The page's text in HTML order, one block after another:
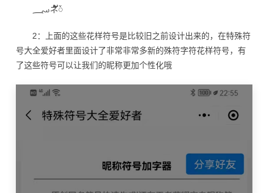
؄ネ້໌ᮨ
2：上面的这些花样符号是比较旧之前设计出来的，在特殊符
号大全爱好者里面设计了非常非常多新的殊符字符花样符号，有
了这些符号可以让我们的昵称更加个性化哦